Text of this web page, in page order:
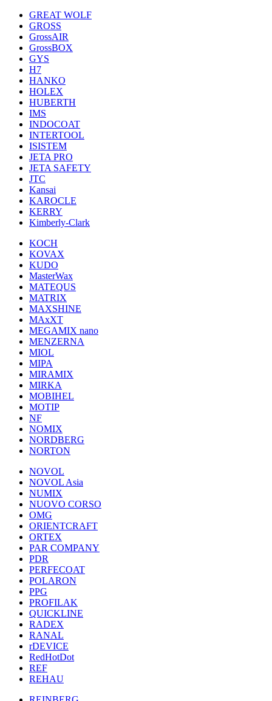
GREAT WOLF
GROSS
GrossAIR
GrossBOX
GYS
H7
HANKO
HOLEX
HUBERTH
IMS
INDOCOAT
INTERTOOL
ISISTEM
JETA PRO
JETA SAFETY
JTC
Kansai
KAROCLE
KERRY
Kimberly-Clark
KOCH
KOVAX
KUDO
MasterWax
MATEQUS
MATRIX
MAXSHINE
MAxXT
MEGAMIX nano
MENZERNA
MIOL
MIPA
MIRAMIX
MIRKA
MOBIHEL
MOTIP
NF
NOMIX
NORDBERG
NORTON
NOVOL
NOVOL Asia
NUMIX
NUOVO CORSO
OMG
ORIENTCRAFT
ORTEX
PAR COMPANY
PDR
PERFECOAT
POLARON
PPG
PROFILAK
QUICKLINE
RADEX
RANAL
rDEVICE
RedHotDot
REF
REHAU